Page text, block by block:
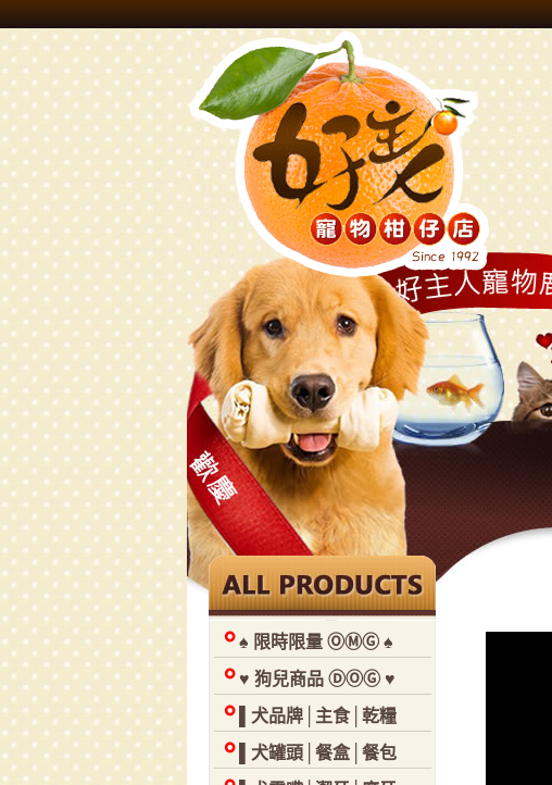
♠ 限時限量 ⓄⓂⒼ ♠
♥ 狗兒商品 ⒹⓄⒼ ♥
▌犬品牌│主食│乾糧
▌犬罐頭│餐盒│餐包